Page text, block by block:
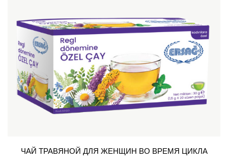
ЧАЙ ТРАВЯНОЙ ДЛЯ ЖЕНЩИН ВО ВРЕМЯ ЦИКЛА